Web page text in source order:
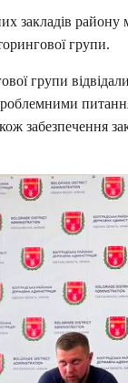
закладів району
групи.
групи
забезпечення